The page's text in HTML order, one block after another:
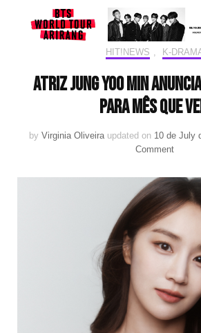
HIT!NEWS K-
Atriz Jung Yoo Min
para mês que
by Virginia Oliveira updated on 10 de July
Commenton
Jung
Min
para
mês
que
vem